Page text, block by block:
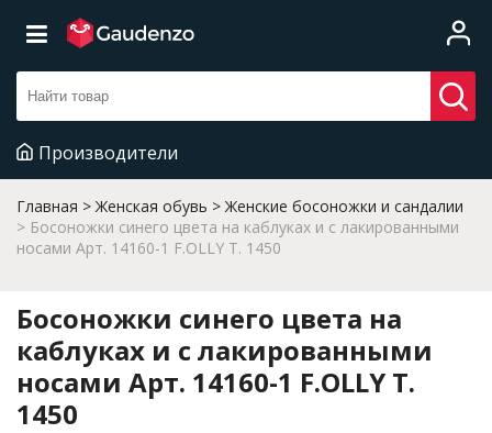
Производители
Главная Женская обувь
Женские босоножки и сандалии
Босоножки синего цвета на каблуках и с лакированными
носами Арт. 14160-1 F.OLLY T. 1450
Босоножки синего цвета на
каблуках и с лакированными
носами Арт. 14160-1 F.OLLY T.
1450